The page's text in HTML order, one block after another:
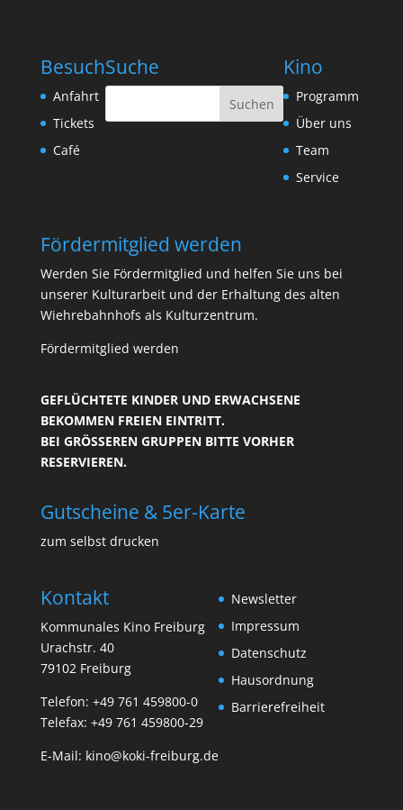
Besuch
Anfahrt
Tickets
Café
Suche Kino
Programm
Über uns
Team
Service
Fördermitglied werden
Werden Sie Fördermitglied und helfen Sie uns bei
unserer Kulturarbeit und der Erhaltung des alten
Wiehrebahnhofs als Kulturzentrum.
Fördermitglied werden
GEFLÜCHTETE KINDER UND ERWACHSENE
BEKOMMEN FREIEN EINTRITT.
BEI GRÖSSEREN GRUPPEN BITTE VORHER R
ESERVIEREN.
Gutscheine & 5er-Karte
zum selbst drucken
Kontakt
Kommunales Kino Freiburg
Urachstr. 40
79102 Freiburg
Telefon: +49 761 459800-0
Telefax: +49 761 459800-29
E-Mail: kino@koki-freiburg.de
Newsletter
Impressum
Datenschutz
Hausordnung
Barrierefreiheit